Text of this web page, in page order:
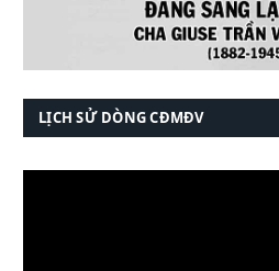
LỊCH SỬ DÒNG CĐMĐV